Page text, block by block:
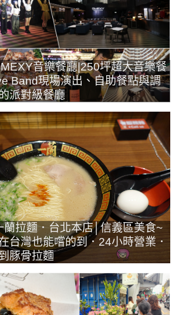
音樂餐廳|250坪超大音樂餐
Band現場演出、自助餐點與調
派對級餐廳
蘭拉麵．台北本店│信義區美食~
台灣也能嚐的到．24小時營業．
豚骨拉麵